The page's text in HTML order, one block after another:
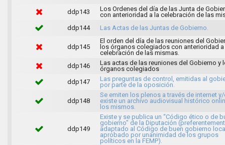
ddp143
Los Ordenes del día de las Junta de
con anterioridad a la celebración de las
ddp144
Las Actas de las Juntas de Gobierno.
ddp145
El orden del día de las reuniones del
los órganos colegiados con anterioridad a
celebración de las mismas.
ddp146
Las actas de las reuniones del Gobierno y
órganos colegiados
ddp147
Las preguntas de control, emitidas al
por parte de la oposición.
ddp148
Se emiten los plenos a través de internet
existe un archivo audiovisual histórico
los mismos.
ddp149
Existe y se publica un “Código ético o de
gobierno" de la Diputación
adaptado al Código de buen gobierno
aprobado por unanimidad de los grupos
políticos en la FEMP).